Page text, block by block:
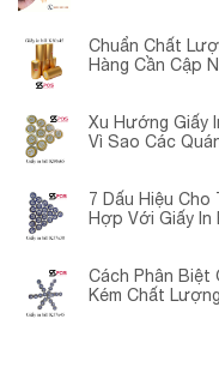
Chuẩn Chất
Hàng Cần Cập
Xu Hướng Giấy
Vì Sao Các
7 Dấu Hiệu Cho
Hợp Với Giấy In
Cách Phân Biệt
Kém Chất Lượng